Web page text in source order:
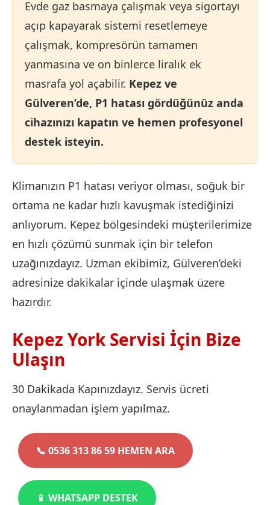
Evde gaz basmaya çalışmak veya sigortayı
açıp kapayarak sistemi resetlemeye
çalışmak, kompresörün tamamen
yanmasına ve on binlerce liralık ek
masrafa yol açabilir. Kepez ve
Gülveren’de, P1 hatası gördüğünüz anda
cihazınızı kapatın ve hemen profesyonel
destek isteyin.
Klimanızın P1 hatası veriyor olması, soğuk bir
ortama ne kadar hızlı kavuşmak istediğinizi
anlıyorum. Kepez bölgesindeki müşterilerimize
en hızlı çözümü sunmak için bir telefon
uzağınızdayız. Uzman ekibimiz, Gülveren’deki
adresinize dakikalar içinde ulaşmak üzere
hazırdır.
Kepez York Servisi İçin Bize
Ulaşın
30 Dakikada Kapınızdayız. Servis ücreti
onaylanmadan işlem yapılmaz.
📞 0536 313 86 59 HEMEN ARA
📱 WHATSAPP DESTEK